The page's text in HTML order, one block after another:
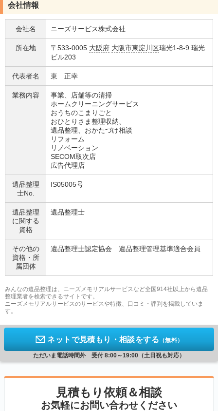
会社情報
会社名 ニーズサービス株式会社
所在地 〒533-0005 大阪府 大阪市東淀川区瑞光1-8-9 瑞光
ビル203
代表者名 東 正幸
業務内容
事業、店舗等の清掃
ホームクリーニングサービス
おうちのこまりごと
おひとりさま整理収納、
遺品整理、おかたづけ相談
リフォーム
リノベーション
SECOM取次店
広告代理店
遺品整理
士No.
IS05005号
遺品整理
に関する
資格
遺品整理士
その他の
資格・ 所
属団体
遺品整理士認定協会 遺品整理管理基準適合会員
みんなの遺品整理は、ニーズメモリアルサービスなど全国914社以上から遺品
整理業者を検索できるサイトです。
ニーズメモリアルサービスのサービスや特徴、口コミ・評判を掲載していま
す。
ネットで見積もり・相談をする （無料）
ただいま電話時間外 受付 8:00～19:00（土日祝も対応）
見積もり依頼＆相談
お気軽にお問い合わせください